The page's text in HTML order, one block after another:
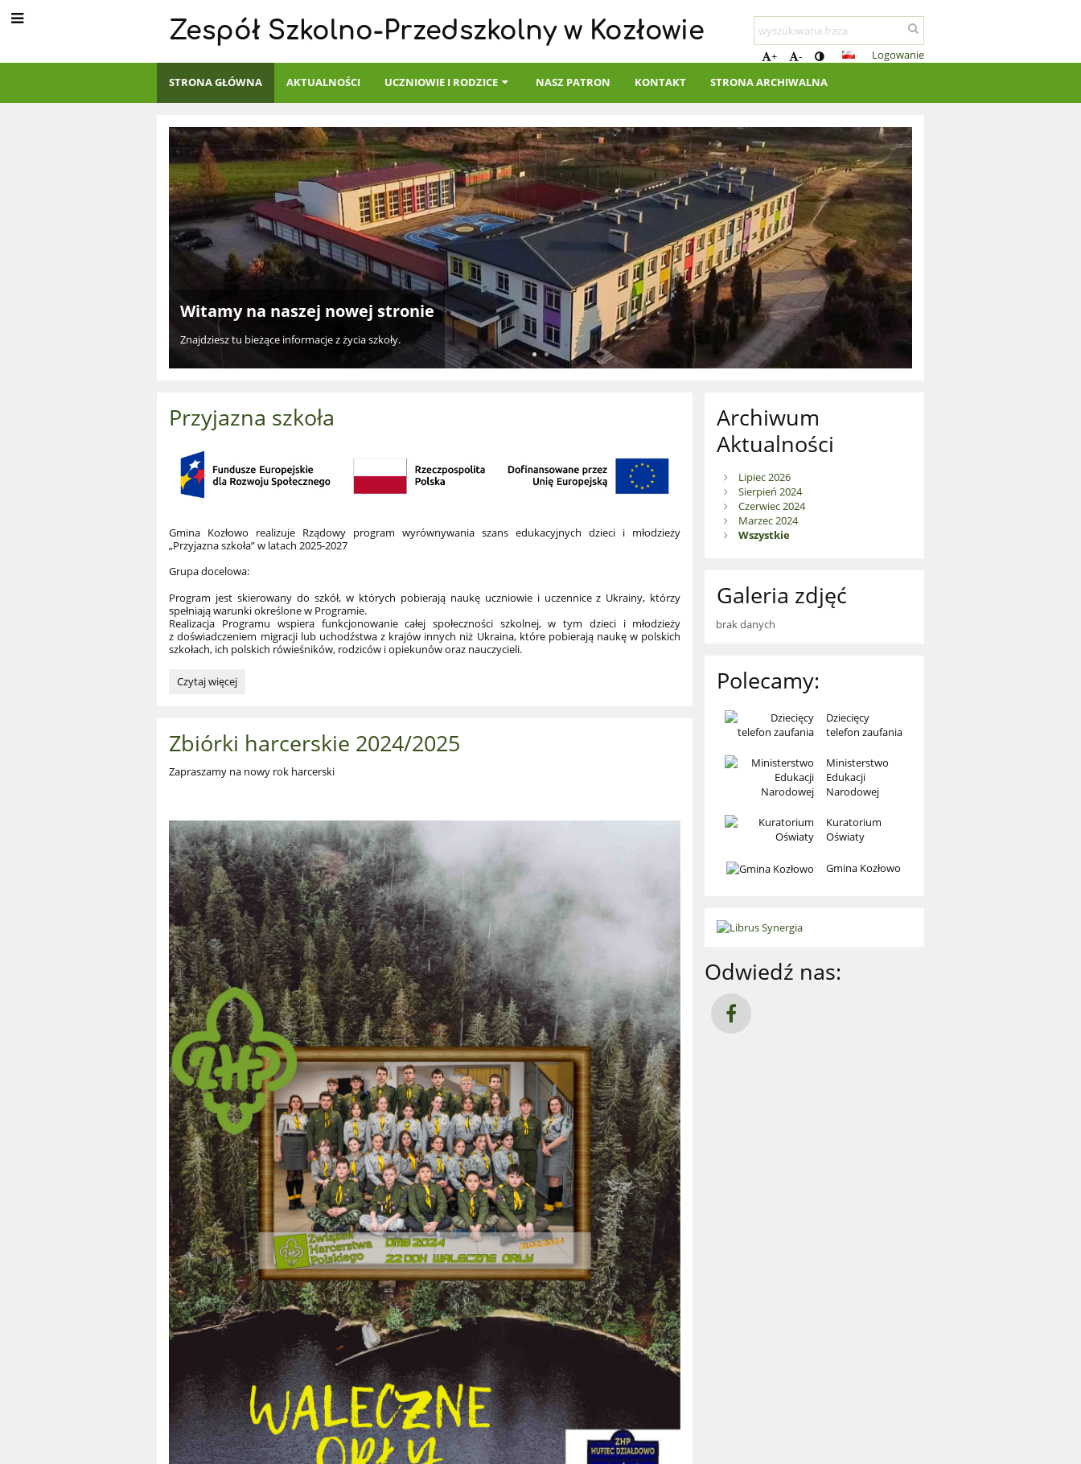
Zespół Szkolno-Przedszkolny w Kozłowie
+ -
Logowanie
STRONA GŁÓWNA
AKTUALNOŚCI UCZNIOWIE I RODZICE NASZ PATRON KONTAKT STRONA ARCHIWALNA
Strona
główna
Witamy na naszej nowej stronie
Znajdziesz tu bieżące informacje z życia szkoły.
Przyjazna szkoła
Gmina Kozłowo realizuje Rządowy program wyrównywania szans edukacyjnych dzieci i młodzieży
„Przyjazna szkoła” w latach 2025-2027
Grupa docelowa:
Program jest skierowany do szkół, w których pobierają naukę uczniowie i uczennice z Ukrainy, którzy
spełniają warunki określone w Programie.
Realizacja Programu wspiera funkcjonowanie całej społeczności szkolnej, w tym dzieci i młodzieży
z doświadczeniem migracji lub uchodźstwa z krajów innych niż Ukraina, które pobierają naukę w polskich
szkołach, ich polskich rówieśników, rodziców i opiekunów oraz nauczycieli.
Przyjazna
Czytaj więcej
Zbiórki harcerskie 2024/2025
Zapraszamy na nowy rok harcerski
Archiwum
Aktualności
Lipiec 2026
Sierpień 2024
Czerwiec 2024
Marzec 2024
Wszystkie
Galeria zdjęć
brak danych
Polecamy:
Dziecięcy
telefon zaufania
Ministerstwo
Edukacji
Narodowej
Kuratorium
Oświaty
Gmina Kozłowo
Odwiedź nas: